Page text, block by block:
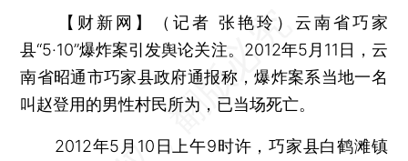
【财新网】（记者 张艳玲） 云南省巧家
县“5·10”爆炸案引发舆论关注。2012年5月11日，云
南省昭通市巧家县政府通报称，爆炸案系当地一名
叫赵登用的男性村民所为，已当场死亡。
2012年5月10日上午9时许，巧家县白鹤滩镇